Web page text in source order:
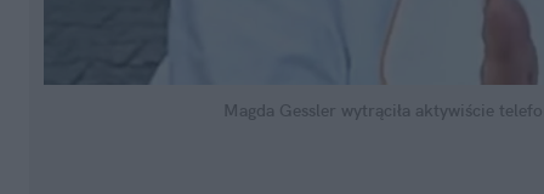
Magda Gessler wytrąciła aktywiście